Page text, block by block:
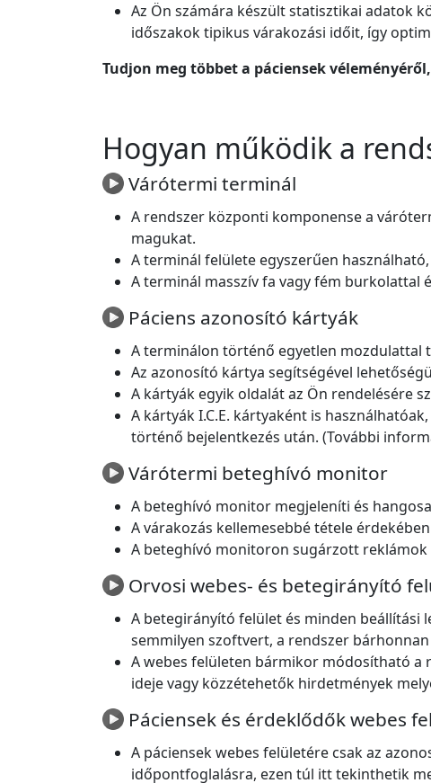
Az Ön számára készült statisztikai adatok
időszakok tipikus várakozási időit, így
Tudjon meg többet a páciensek
Hogyan működik a
Várótermi terminál
A rendszer központi komponense a
magukat.
A terminál felülete egyszerűen
A terminál masszív fa vagy fém burkolattal
Páciens azonosító kártyák
A terminálon történő egyetlen mozdulattal
Az azonosító kártya segítségével
A kártyák egyik oldalát az Ön rendelésére
A kártyák I.C.E. kártyaként is
történő bejelentkezés után. (További
Várótermi beteghívó monitor
A beteghívó monitor megjeleníti és
A várakozás kellemesebbé tétele
A beteghívó monitoron sugárzott
Orvosi webes- és betegirányító
A betegirányító felület és minden beállítási
semmilyen szoftvert, a rendszer
A webes felületen bármikor módosítható a
ideje vagy közzétehetők hirdetmények
Páciensek és érdeklődők webes
A páciensek webes felületére csak az
időpontfoglalásra, ezen túl itt tekinthetik